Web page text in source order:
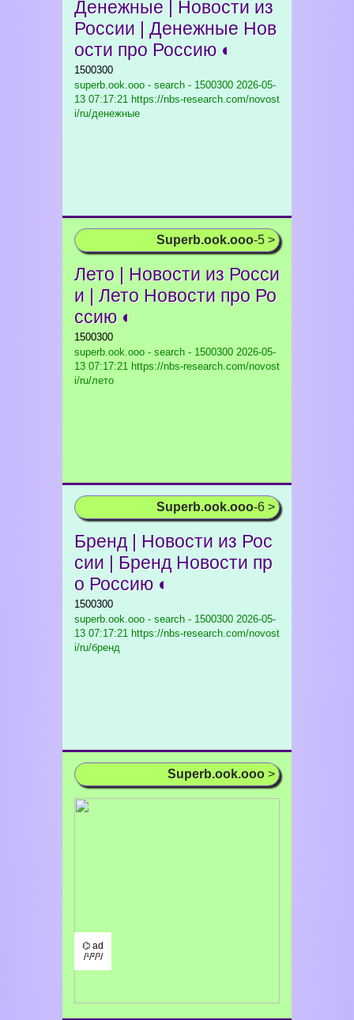
Денежные | Новости из
России | Денежные Нов
ости про Россию ◐
1500300
superb.ook.ooo - search - 1500300 2026-05-
13 07:17:21 https://nbs-research.com/novost
i/ru/денежные
Superb.ook.ooo-5 >
Лето | Новости из Росси
и | Лето Новости про Ро
ссию ◐
1500300
superb.ook.ooo - search - 1500300 2026-05-
13 07:17:21 https://nbs-research.com/novost
i/ru/лето
Superb.ook.ooo-6 >
Бренд | Новости из Рос
сии | Бренд Новости пр
о Россию ◐
1500300
superb.ook.ooo - search - 1500300 2026-05-
13 07:17:21 https://nbs-research.com/novost
i/ru/бренд
Superb.ook.ooo >
⌬ ad
/¹/²/³/